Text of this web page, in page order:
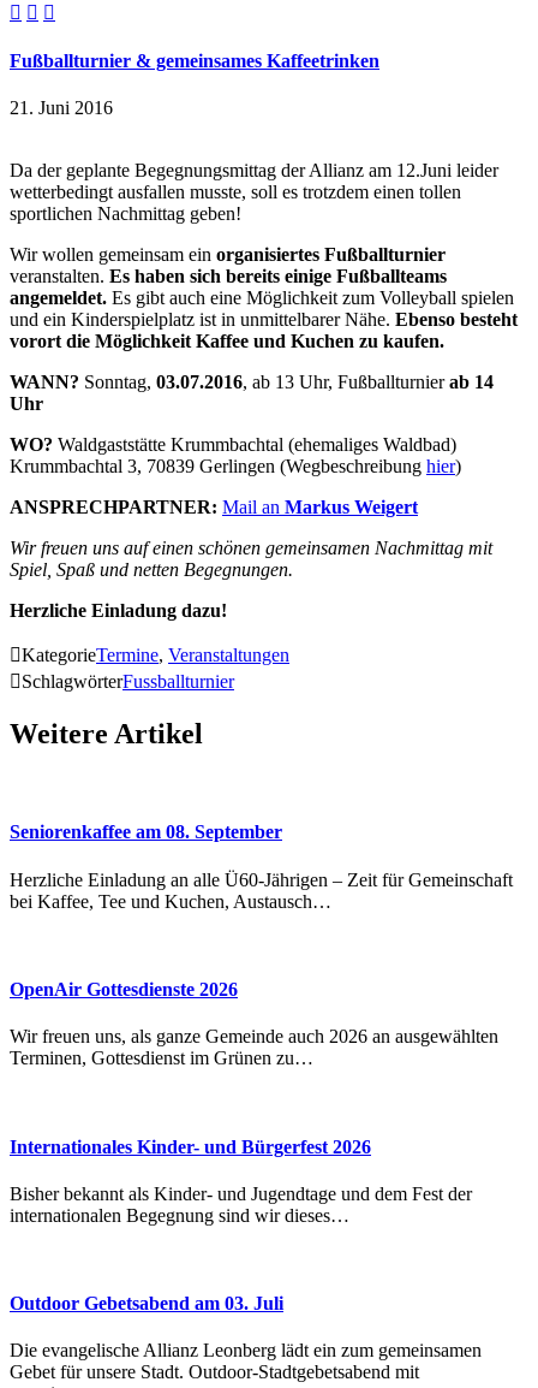
  
Fußballturnier & gemeinsames Kaffeetrinken
21. Juni 2016
Da der geplante Begegnungsmittag der Allianz am 12.Juni leider
wetterbedingt ausfallen musste, soll es trotzdem einen tollen
sportlichen Nachmittag geben!
Wir wollen gemeinsam ein organisiertes Fußballturnier
veranstalten. Es haben sich bereits einige Fußballteams
angemeldet. Es gibt auch eine Möglichkeit zum Volleyball spielen
und ein Kinderspielplatz ist in unmittelbarer Nähe. Ebenso besteht
vorort die Möglichkeit Kaffee und Kuchen zu kaufen.
WANN? Sonntag, 03.07.2016, ab 13 Uhr, Fußballturnierab 14
Uhr
WO? Waldgaststätte Krummbachtal (ehemaliges Waldbad)
Krummbachtal 3, 70839 Gerlingen (Wegbeschreibung hier)
ANSPRECHPARTNER: Mail an Markus Weigert
Wir freuen uns auf einen schönen gemeinsamen Nachmittag mit
Spiel, Spaß und netten Begegnungen.
Herzliche Einladung dazu!
KategorieTermine, Veranstaltungen
SchlagwörterFussballturnier
Weitere Artikel
Seniorenkaffee am 08. September
Herzliche Einladung an alle Ü60-Jährigen – Zeit für Gemeinschaft
bei Kaffee, Tee und Kuchen, Austausch…
OpenAir Gottesdienste 2026
Wir freuen uns, als ganze Gemeinde auch 2026 an ausgewählten
Terminen, Gottesdienst im Grünen zu…
Internationales Kinder- und Bürgerfest 2026
Bisher bekannt als Kinder- und Jugendtage und dem Fest der
internationalen Begegnung sind wir dieses…
Outdoor Gebetsabend am 03. Juli
Die evangelische Allianz Leonberg lädt ein zum gemeinsamen
Gebet für unsere Stadt. Outdoor-Stadtgebetsabend mit